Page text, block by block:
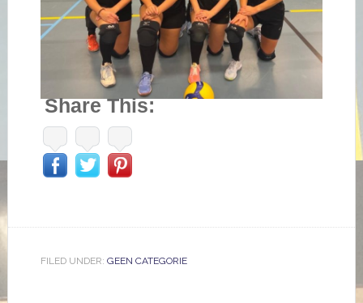
Share This:
FILED UNDER: GEEN CATEGORIE